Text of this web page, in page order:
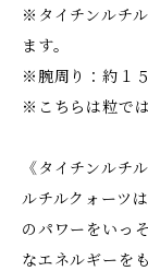
※タイチンルチ
ます。
※腕周り：約１
※こちらは粒で
《タイチンルチ
ルチルクォーツ
のパワーをいっ
なエネルギーを